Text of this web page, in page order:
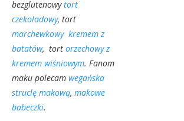
bezglutenowytort
czekoladowy, tort
marchewkowy kremem z
batatów, tort orzechowy z
kremem wiśniowym. Fanom
maku polecam wegańska
struclę makową, makowe
babeczki.